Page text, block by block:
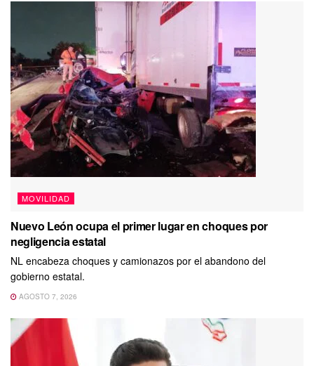
MOVILIDAD
Nuevo León ocupa el primer lugar en choques por
negligencia estatal
NL encabeza choques y camionazos por el abandono del
gobierno estatal.
AGOSTO 7, 2026